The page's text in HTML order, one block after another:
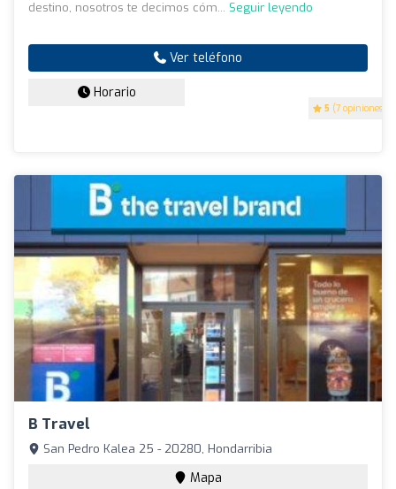
5 (7 opiniones)
destino, nosotros te decimos cóm... Seguir leyendo
Ver teléfono
Horario
B Travel
San Pedro Kalea 25 - 20280, Hondarribia
Mapa